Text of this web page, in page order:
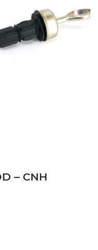
– CNH